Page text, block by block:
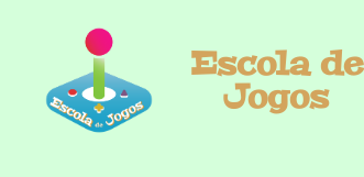
Escola de
Jogos